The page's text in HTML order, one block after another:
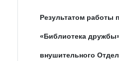
Результатом работы
«Библиотека
внушительного